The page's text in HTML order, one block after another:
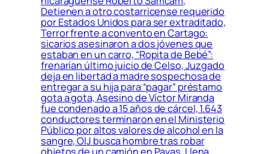
Detienen a otro costarricense requerido
por Estados Unidos para ser extraditado,
Terror frente a convento en Cartago:
sicarios asesinaron a dos jóvenes que
estaban en un carro, “Ropita de Bebé”:
frenarían último juicio de Celso, Juzgado
deja en libertad a madre sospechosa de
entregar a su hija para “pagar” préstamo
gota a gota, Asesino de Víctor Miranda
fue condenado a 15 años de cárcel, 1.643
conductores terminaron en el Ministerio
Público por altos valores de alcohol en la
sangre, OIJ busca hombre tras robar